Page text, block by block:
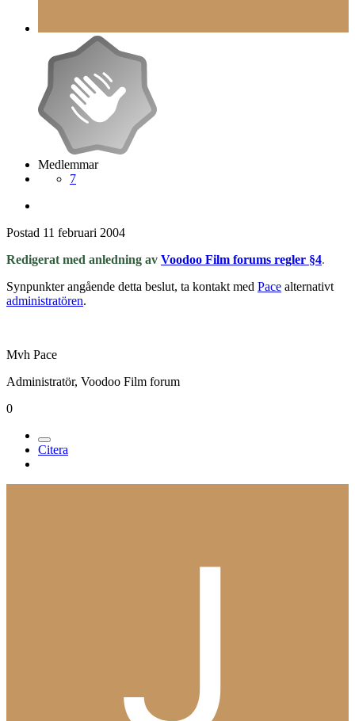
Medlemmar
7
Postad 11 februari 2004
Redigerat med anledning av Voodoo Film forums regler §4.
Synpunkter angående detta beslut, ta kontakt med Pace alternativt
administratören.
Mvh Pace
Administratör, Voodoo Film forum
0
Citera